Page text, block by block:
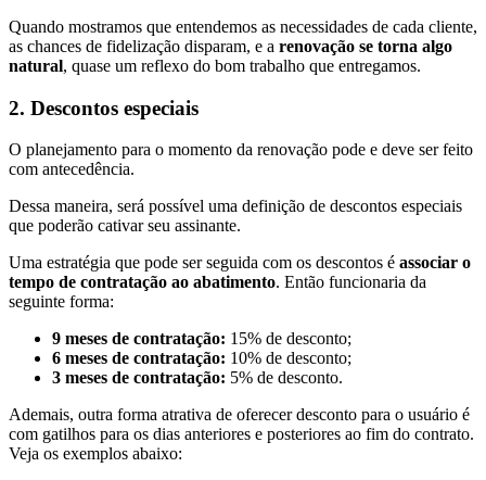
Quando mostramos que entendemos as necessidades de cada cliente,
as chances de fidelização disparam, e a renovação se torna algo
natural, quase um reflexo do bom trabalho que entregamos.
2. Descontos especiais
O planejamento para o momento da renovação pode e deve ser feito
com antecedência.
Dessa maneira, será possível uma definição de descontos especiais
que poderão cativar seu assinante.
Uma estratégia que pode ser seguida com os descontos é associar o
tempo de contratação ao abatimento. Então funcionaria da
seguinte forma:
9 meses de contratação: 15% de desconto;
6 meses de contratação: 10% de desconto;
3 meses de contratação: 5% de desconto.
Ademais, outra forma atrativa de oferecer desconto para o usuário é
com gatilhos para os dias anteriores e posteriores ao fim do contrato.
Veja os exemplos abaixo: